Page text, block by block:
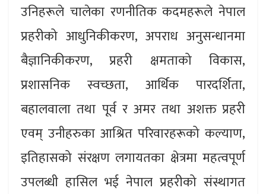
उनिहरूले चालेका रणनीतिक कदमहरूले नेपाल
प्रहरीको आधुनिकीकरण, अपराध अनुसन्धानमा
बैज्ञानिकीकरण, प्रहरी क्षमताको विकास,
प्रशासनिक स्वच्छता, आर्थिक पारदर्शिता,
बहालवाला तथा पूर्व र अमर तथा अशक्त प्रहरी
एवम् उनीहरुका आश्रित परिवारहरूको कल्याण,
इतिहासको संरक्षण लगायतका क्षेत्रमा महत्वपूर्ण
उपलब्धी हासिल भई नेपाल प्रहरीको संस्थागत